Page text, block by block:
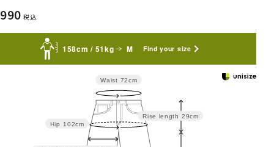
税込
158cm / 51kg M Find your size
Rise length 29cm
Hip 102cm
Waist 72cm